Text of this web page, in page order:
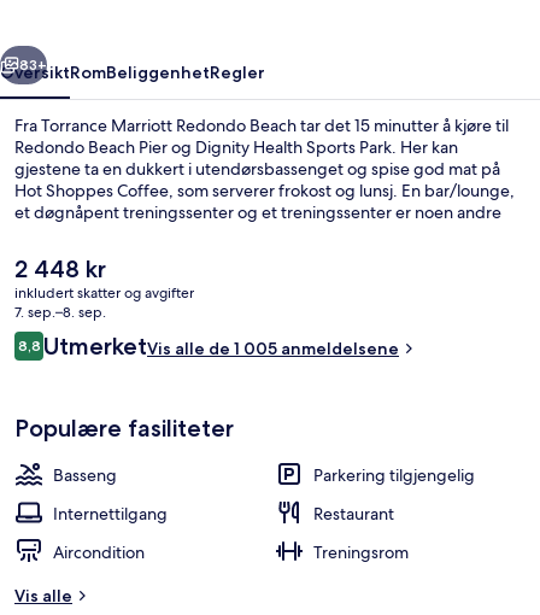
Neste
83+
OversiktRomBeliggenhetRegler
Fra Torrance Marriott Redondo Beach tar det 15 minutter å kjøre til
Redondo Beach Pier og Dignity Health Sports Park. Her kan
gjestene ta en dukkert i utendørsbassenget og spise god mat på
Hot Shoppes Coffee, som serverer frokost og lunsj. En bar/lounge,
et døgnåpent treningssenter og et treningssenter er noen andre
vennlige betjeningen og shoppingmulighetene.
Den
nåværende
prisen
er
2 448 kr
2 448 kr
inkludert skatter og avgifter
7. sep.–8. sep.
Anmeldelser
8,88,8 av 10 –
UtmerketVis alle de 1 005 anmeldelsene
Populære fasiliteter
Basseng
Parkering tilgjengelig
Internettilgang
Restaurant
Aircondition
Treningsrom
Vis alle